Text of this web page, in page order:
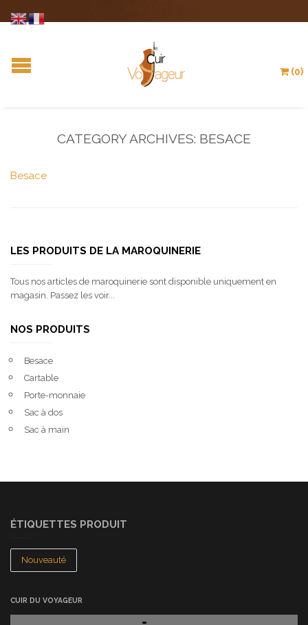
(0)
CATEGORY ARCHIVES: BESACE
Besace
LES PRODUITS DE LA MAROQUINERIE
Tous nos articles de maroquinerie sont disponible uniquement en
magasin. Passez les voir...
NOS PRODUITS
Besace
Cartable
Porte-monnaie
Sac à dos
Sac à main
ÉTIQUETTES PRODUIT
Nouveauté
CUIR DU VOYAGEUR